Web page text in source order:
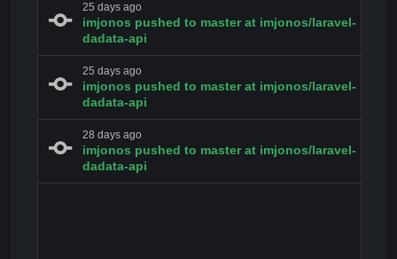
25 days ago
imjonos pushed to masterat imjonos/laravel-
dadata-api
25 days ago
imjonos pushed to masterat imjonos/laravel-
dadata-api
28 days ago
imjonos pushed to masterat imjonos/laravel-
dadata-api